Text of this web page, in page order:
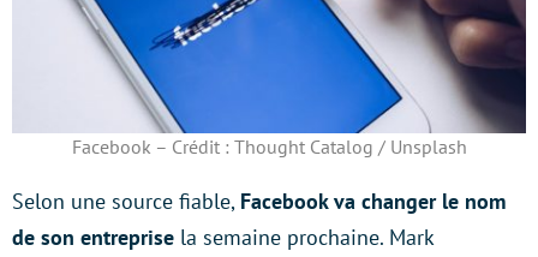
Facebook – Crédit : Thought Catalog / Unsplash
Selon une source fiable, Facebook va changer le nom
de son entreprise la semaine prochaine. Mark